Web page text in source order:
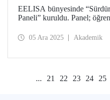
EELISA bünyesinde
Paneli” kuruldu. Panel;
oluşan 12 kişilik bir ekipten
05 Ara 2025 Akademik
... 21 22 23 24 25